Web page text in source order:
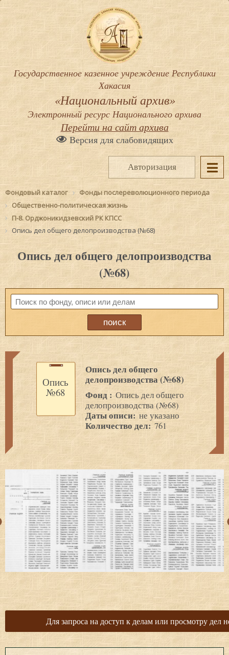
Государственное казенное учреждение Республики
Хакасия
«Национальный архив»
Электронный ресурс Национального архива
Перейти на сайт архива
Версия для слабовидящих
Авторизация
Фондовый каталог
Фонды послереволюционного периода
Общественно-политическая жизнь
П-8. Орджоникидзевский РК КПСС
Опись дел общего делопроизводства (№68)
Опись дел общего делопроизводства
(№68)
Опись
№68
Опись дел общего
делопроизводства (№68)
Фонд : Опись дел общего
делопроизводства (№68)
Даты описи: не указано
Количество дел: 761
Для запроса на доступ к делам или просмотру дел